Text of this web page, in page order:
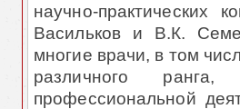
научно-
Васильков и В.К.
многие врачи, в том
различного
профессиональной